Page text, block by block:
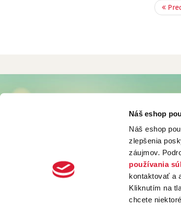
Náš eshop
Náš eshop
zlepšenia
záujmov.
používania
kontaktovať a
Kliknutím na
chcete
Možnosti a ceny doručenia
Ochrana osobných údajov
Používanie súborov cookies
Vyhlásenie o prístupnosti